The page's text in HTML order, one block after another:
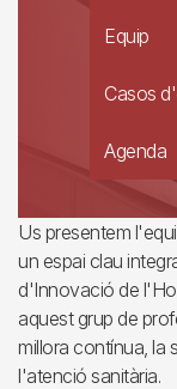
Equip
Casos
Agenda
Us presentem
un espai clau
d'Innovació de
aquest grup de
millora contínua, la
l'atenció sanitària.